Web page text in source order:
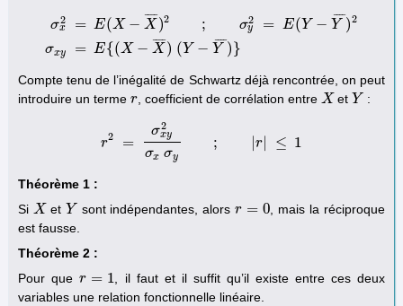
σ2
x
σxy
= E(X − X
¯ ¯
¯¯ )2 ; σ2
y = E(Y − Y
¯ ¯
¯¯ )2
= E{(X − X
¯ ¯
¯¯ ) (Y − Y
¯ ¯
¯¯ ) }
X = Y y = X ¯
Compte tenu de l’inégalité de Schwartz déjà rencontrée, on peut
introduire un terme r
r , coefficient de corrélation entreX
X et Y
Y :
r2 =
σ2
xy
σx σy
; |r| ≤ 1
r2 = σxy σ 1
Théorème 1 :
Si X
X et Y
Y sont indépendantes, alorsr = 0
r= 0
, mais la réciproque
est fausse.
Théorème 2 :
Pour quer = 1
r= 1
, il faut et il suffit qu’il existe entre ces deux
variables une relation fonctionnelle linéaire.